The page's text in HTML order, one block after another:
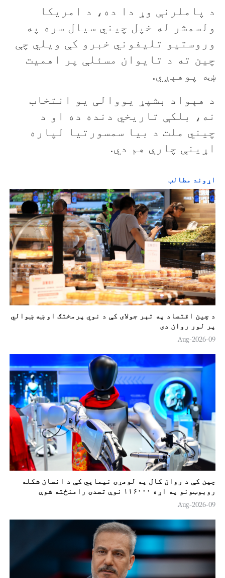
د پاملرنې وړ دا ده، د امريکا
ولسمشر له خپل چيني سيال سره په
وروستيو تليفوني خبرو کې ويلي چې
چين ته د تايوان مسئلې پر اهميت
ښه پوهېږي.
د هېواد بشپړ يووالی يو انتخاب
نه، بلکې تاريخي دنده ده او د
چيني ملت د بيا سمسورتيا لپاره
اړينې چارې هم دي.
اړوند مطالب
د چين اقتصاد په تېر جولای کې د نوي پرمختګ او ښه ښوالي
پر لور روان دی
09-Aug-2026
چين کې د روان کال په لومړۍ نیمایي کې د انسان شکله
روبوټونو په اړه ۱۱۶۰۰۰ نوې تصدۍ رامنځته شوې
09-Aug-2026